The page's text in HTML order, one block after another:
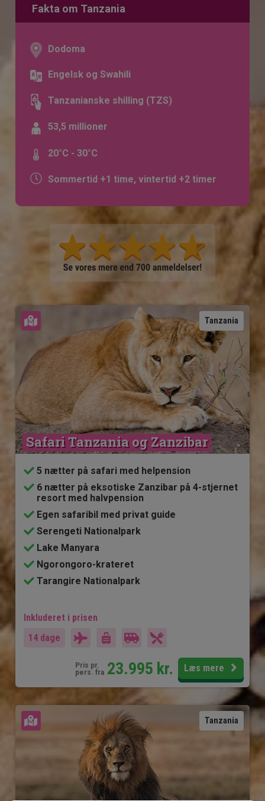
Fakta om Tanzania
Dodoma
Engelsk og Swahili
Tanzanianske shilling (TZS)
53,5 millioner
20°C - 30°C
Sommertid +1 time, vintertid +2 timer
Tanzania
Safari Tanzania og Zanzibar
5 nætter på safari med helpension
6 nætter på eksotiske Zanzibar på 4-stjernet
resort med halvpension
Egen safaribil med privat guide
Serengeti Nationalpark
Lake Manyara
Ngorongoro-krateret
Tarangire Nationalpark
Inkluderet i prisen
14 dage
Pris pr.
pers. fra 23.995 kr. Læs mere
Tanzania